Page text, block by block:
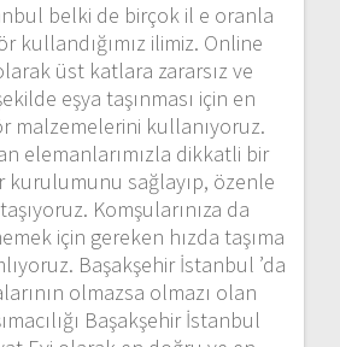
belki de birçok il e oranla
kullandığımız ilimiz. Online
üst katlara zararsız ve
eşya taşınması için en
malzemelerini kullanıyoruz.
elemanlarımızla dikkatli bir
kurulumunu sağlayıp, özenle
Komşularınıza da
için gereken hızda taşıma
Başakşehir İstanbul ’da
olmazsa olmazı olan
Başakşehir İstanbul